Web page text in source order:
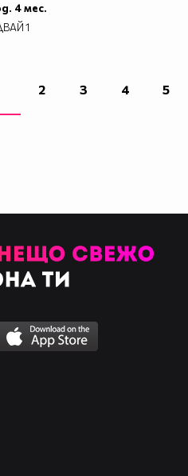
4 мес.
1
2 3 4 5